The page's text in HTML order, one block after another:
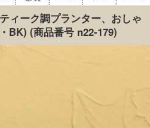
ィーク調プランター、おしゃ
BK) (商品番号 n22-179)